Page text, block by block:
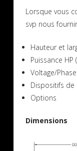
Lorsque vous
svp nous
Hauteur et
Puissance HP
Voltage/Phase
Dispositifs de
Options
Dimensions